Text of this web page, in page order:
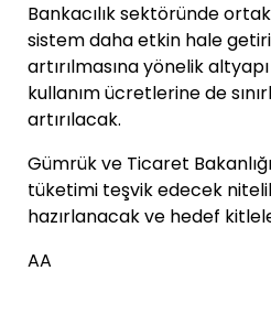
Bankacılık sektöründe
sistem daha etkin hale
artırılmasına yönelik
kullanım ücretlerine de
artırılacak.
Gümrük ve Ticaret
tüketimi teşvik edecek
hazırlanacak ve hedef
AA